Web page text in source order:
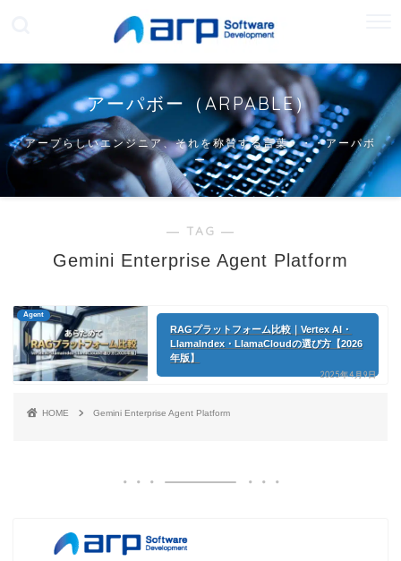
アーパボー（ARPABLE）
アープらしいエンジニア、それを称賛する言葉・・・アーパボ
ー
― TAG ―
Gemini Enterprise Agent Platform
Agent
RAGプラットフォーム比較｜Vertex AI・
LlamaIndex・LlamaCloudの選び方【2026
年版】
2025年4月9日
HOME Gemini Enterprise Agent Platform